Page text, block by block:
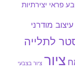
פראי יצירתיות
עיצוב מודרני
לתלייה
ציור ציור בצבעי